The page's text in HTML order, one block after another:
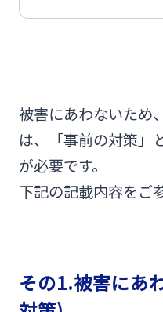
被害にあわないため
は、「事前の対策」
が必要です。
下記の記載内容をご
その1.被害にあ